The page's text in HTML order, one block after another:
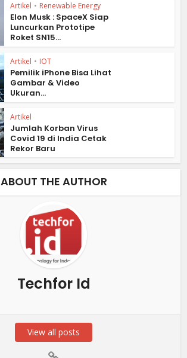
Artikel • Renewable Energy
Elon Musk : SpaceX Siap
Luncurkan Prototipe
Roket SN15...
Artikel • IOT
Pemilik iPhone Bisa Lihat
Gambar & Video
Ukuran...
Artikel
Jumlah Korban Virus
Covid 19 di India Cetak
Rekor Baru
ABOUT THE AUTHOR
Techfor Id
View all posts